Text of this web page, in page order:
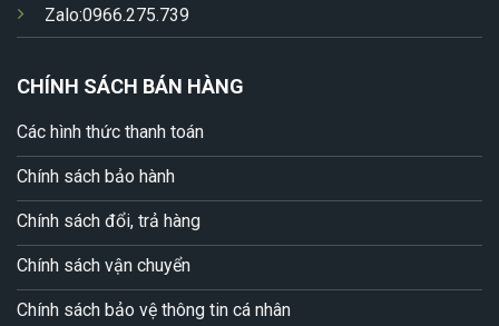
Zalo:0966.275.739
CHÍNH SÁCH BÁN HÀNG
Các hình thức thanh toán
Chính sách bảo hành
Chính sách đổi, trả hàng
Chính sách vận chuyển
Chính sách bảo vệ thông tin cá nhân